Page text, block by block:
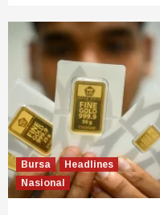
Bursa
Headlines
Nasional